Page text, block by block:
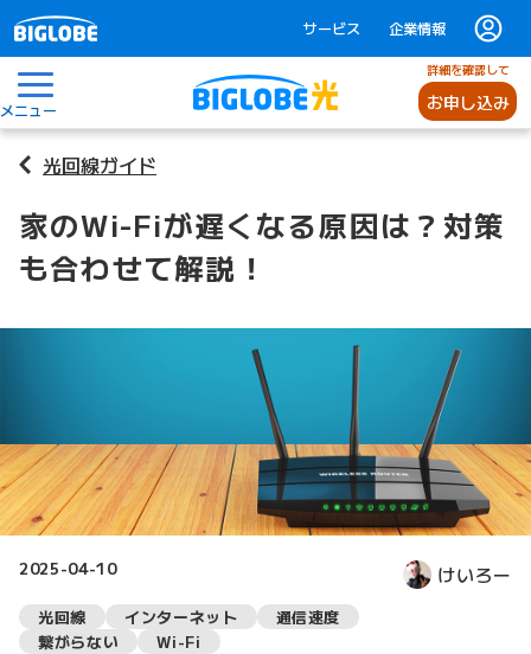
サービス 企業情報
メニュー
詳細を確認して
お申し込み
光回線ガイド
家のWi-Fiが遅くなる原因は？対策
も合わせて解説！
2025-04-10 けいろー
光回線 インターネット
通信速度
繋がらない
Wi-Fi